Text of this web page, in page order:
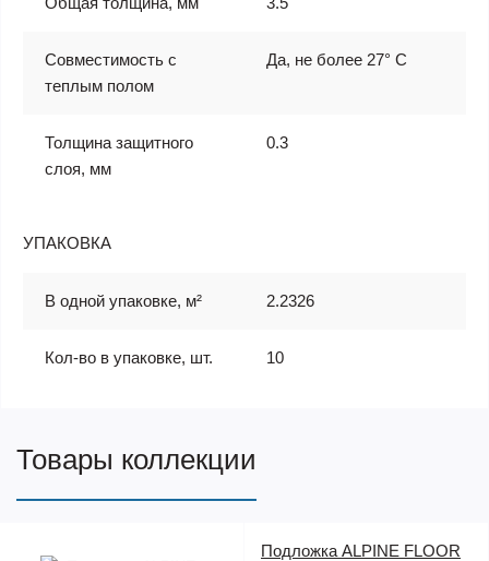
Совместимость с
теплым полом
Да, не более 27° С
Толщина защитного
слоя, мм
0.3
УПАКОВКА
В одной упаковке, м² 2.2326
Кол-во в упаковке, шт. 10
Товары коллекции
Подложка ALPINE FLOOR